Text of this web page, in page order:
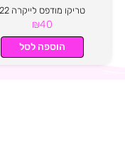
טריקו מודפס לייקרה 22
₪40
הוספה לסל